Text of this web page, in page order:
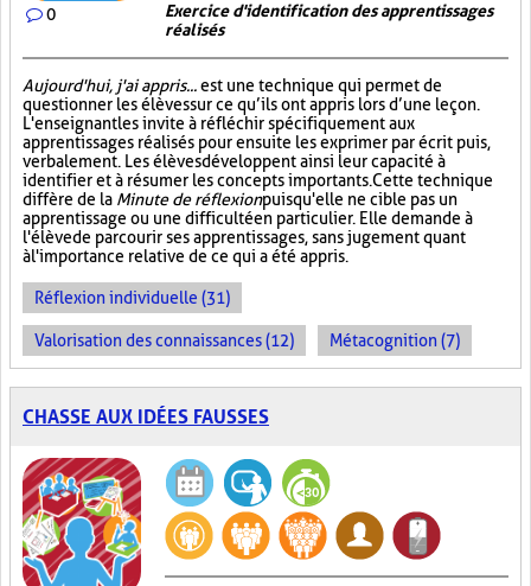
0
Exercice d'identification des apprentissages
réalisés
Aujourd'hui, j'ai appris...est une technique qui permet de
questionner les élèves sur ce qu’ils ont appris lors d’une leçon.
L'enseignant les invite à réfléchir spécifiquement aux
apprentissages réalisés pour ensuite les exprimer par écrit puis,
verbalement. Les élèves développent ainsi leur capacité à
identifier et à résumer les concepts importants. Cette technique
diffère de la Minute de réflexionpuisqu'elle ne cible pas un
apprentissage ou une difficulté en particulier. Elle demande à
l'élève de parcourir ses apprentissages, sans jugement quant
à l'importance relative de ce qui a été appris.
Réflexion individuelle (31)
Valorisation des connaissances (12) Métacognition (7)
CHASSE AUX IDÉES FAUSSES